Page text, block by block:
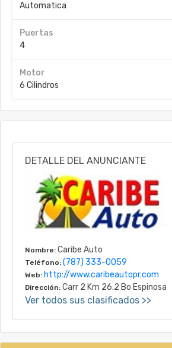
Automatica
Puertas
4
Motor
6 Cilindros
DETALLE DEL ANUNCIANTE
Nombre: Caribe Auto
Teléfono: (787) 333-0059
Web: http://www.caribeautopr.com
Dirección: Carr 2 Km 26.2 Bo Espinosa
Ver todos sus clasificados >>